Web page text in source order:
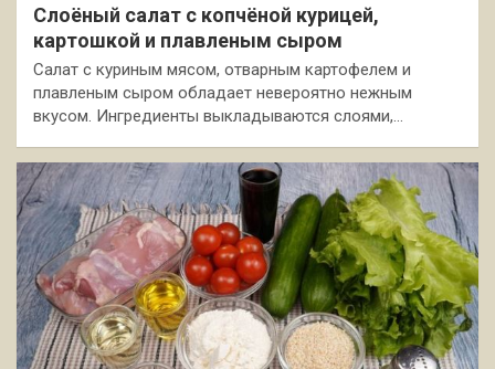
Слоёный салат с копчёной курицей,
картошкой и плавленым сыром
Салат с куриным мясом, отварным картофелем и
плавленым сыром обладает невероятно нежным
вкусом. Ингредиенты выкладываются слоями,…